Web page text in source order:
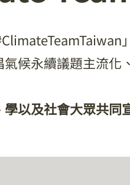
候永續議題主流化
以及社會大眾共同